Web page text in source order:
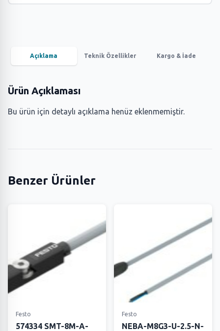
Açıklama Teknik Özellikler Kargo & İade
Ürün Açıklaması
Bu ürün için detaylı açıklama henüz eklenmemiştir.
Benzer Ürünler
Festo
574334 SMT-8M-A-
Festo
NEBA-M8G3-U-2.5-N-